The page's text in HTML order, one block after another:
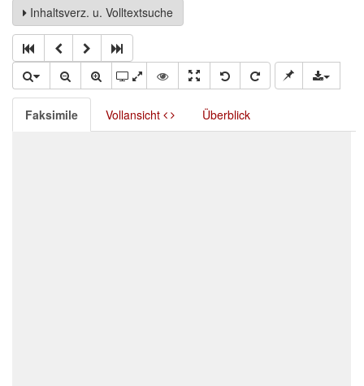
Inhaltsverz. u. Volltextsuche
Faksimile Vollansicht Überblick